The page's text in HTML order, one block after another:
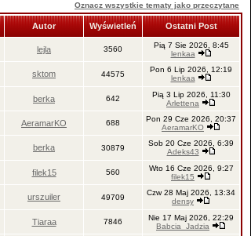
Oznacz wszystkie tematy jako przeczytane
Autor Wyświetleń Ostatni Post
lejla 3560
Pią 7 Sie 2026, 8:45
lenkaa
sktom 44575
Pon 6 Lip 2026, 12:19
lenkaa
berka 642
Pią 3 Lip 2026, 11:30
Arlettena
AeramarKO 688
Pon 29 Cze 2026, 20:37
AeramarKO
berka 30879
Sob 20 Cze 2026, 6:39
Adeks43
filek15 560
Wto 16 Cze 2026, 9:27
filek15
urszuiler 49709
Czw 28 Maj 2026, 13:34
densy
Tiaraa 7846
Nie 17 Maj 2026, 22:29
Babcia_Jadzia